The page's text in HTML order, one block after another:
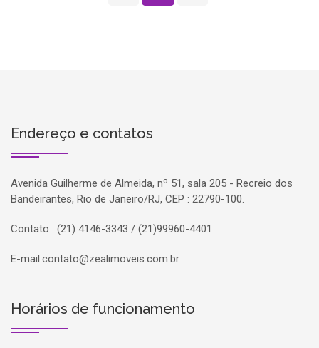
Endereço e contatos
Avenida Guilherme de Almeida, nº 51, sala 205 - Recreio dos
Bandeirantes, Rio de Janeiro/RJ, CEP : 22790-100.
Contato : (21) 4146-3343 / (21)99960-4401
E-mail:contato@zealimoveis.com.br
Horários de funcionamento